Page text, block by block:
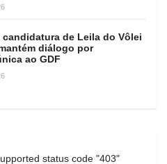
candidatura de Leila do Vôlei
diálogo por
ao GDF
status code "403"